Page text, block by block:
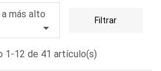
más alto

Filtrar
1-12 de 41 artículo(s)